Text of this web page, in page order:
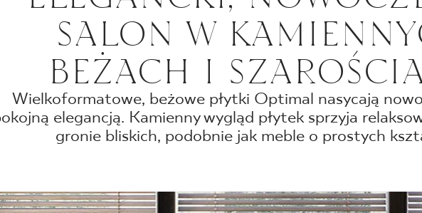
+48
SKLEP INTERNETOWY
44
FOLLOW US
SALON W
BEŻACH I
Wielkoformatowe, beżowe płytki Optimal nasycają
elegancją. Kamienny wygląd płytek sprzyja
gronie bliskich, podobnie jak meble o prostych